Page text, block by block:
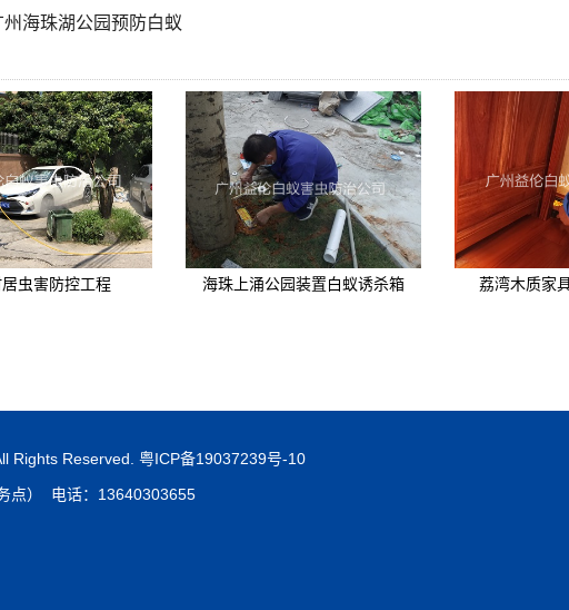
州海珠湖公园预防白蚁
虫害防控工程 海珠上涌公园装置白蚁诱杀箱 荔湾木质家
Rights Reserved. 粤ICP备19037239号-10
点） 电话：13640303655